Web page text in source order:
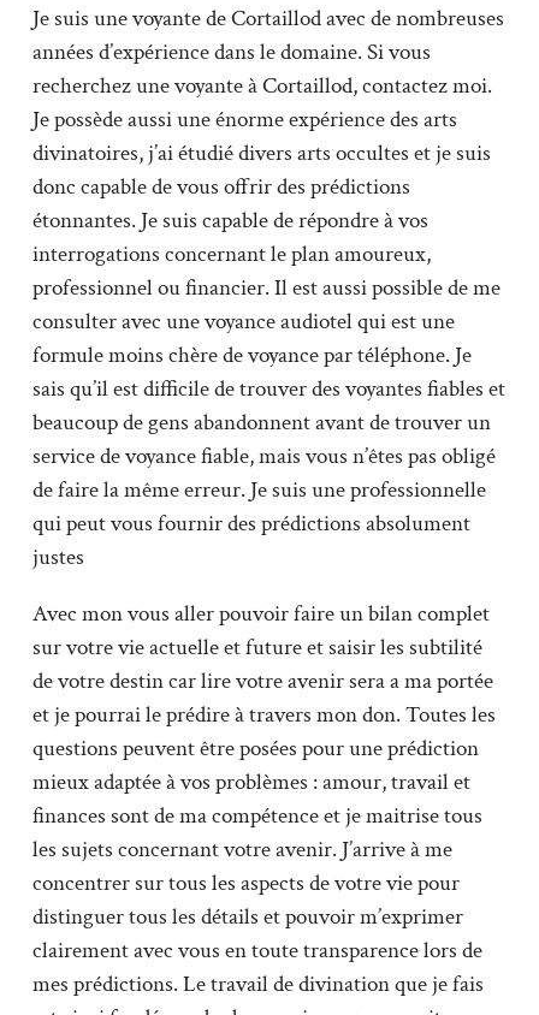
Je suis une voyante de Cortaillod avec de nombreuses
années d’expérience dans le domaine. Si vous
recherchez une voyante à Cortaillod, contactez moi.
Je possède aussi une énorme expérience des arts
divinatoires, j’ai étudié divers arts occultes et je suis
donc capable de vous offrir des prédictions
étonnantes. Je suis capable de répondre à vos
interrogations concernant le plan amoureux,
professionnel ou financier. Il est aussi possible de me
consulter avec une voyance audiotel qui est une
formule moins chère de voyance par téléphone. Je
sais qu’il est difficile de trouver des voyantes fiables et
beaucoup de gens abandonnent avant de trouver un
service de voyance fiable, mais vous n’êtes pas obligé
de faire la même erreur. Je suis une professionnelle
qui peut vous fournir des prédictions absolument
justes
Avec mon vous aller pouvoir faire un bilan complet
sur votre vie actuelle et future et saisir les subtilité
de votre destin car lire votre avenir sera a ma portée
et je pourrai le prédire à travers mon don. Toutes les
questions peuvent être posées pour une prédiction
mieux adaptée à vos problèmes : amour, travail et
finances sont de ma compétence et je maitrise tous
les sujets concernant votre avenir. J’arrive à me
concentrer sur tous les aspects de votre vie pour
distinguer tous les détails et pouvoir m’exprimer
clairement avec vous en toute transparence lors de
mes prédictions. Le travail de divination que je fais